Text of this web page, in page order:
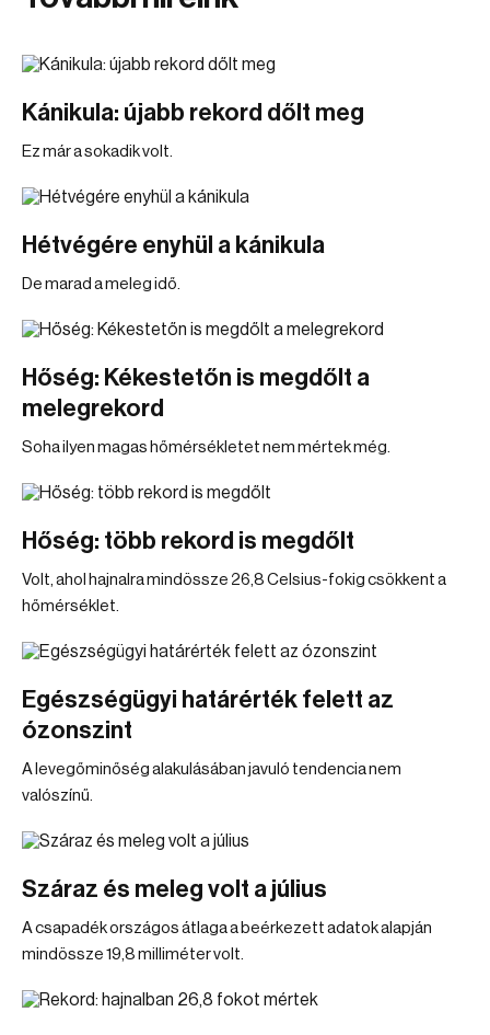
Kánikula: újabb rekord dőlt meg
Ez már a sokadik volt.
Hétvégére enyhül a kánikula
De marad a meleg idő.
Hőség: Kékestetőn is megdőlt a
melegrekord
Soha ilyen magas hőmérsékletet nem mértek még.
Hőség: több rekord is megdőlt
Volt, ahol hajnalra mindössze 26,8 Celsius-fokig csökkent a
hőmérséklet.
Egészségügyi határérték felett az
ózonszint
A levegőminőség alakulásában javuló tendencia nem
valószínű.
Száraz és meleg volt a július
A csapadék országos átlaga a beérkezett adatok alapján
mindössze 19,8 milliméter volt.